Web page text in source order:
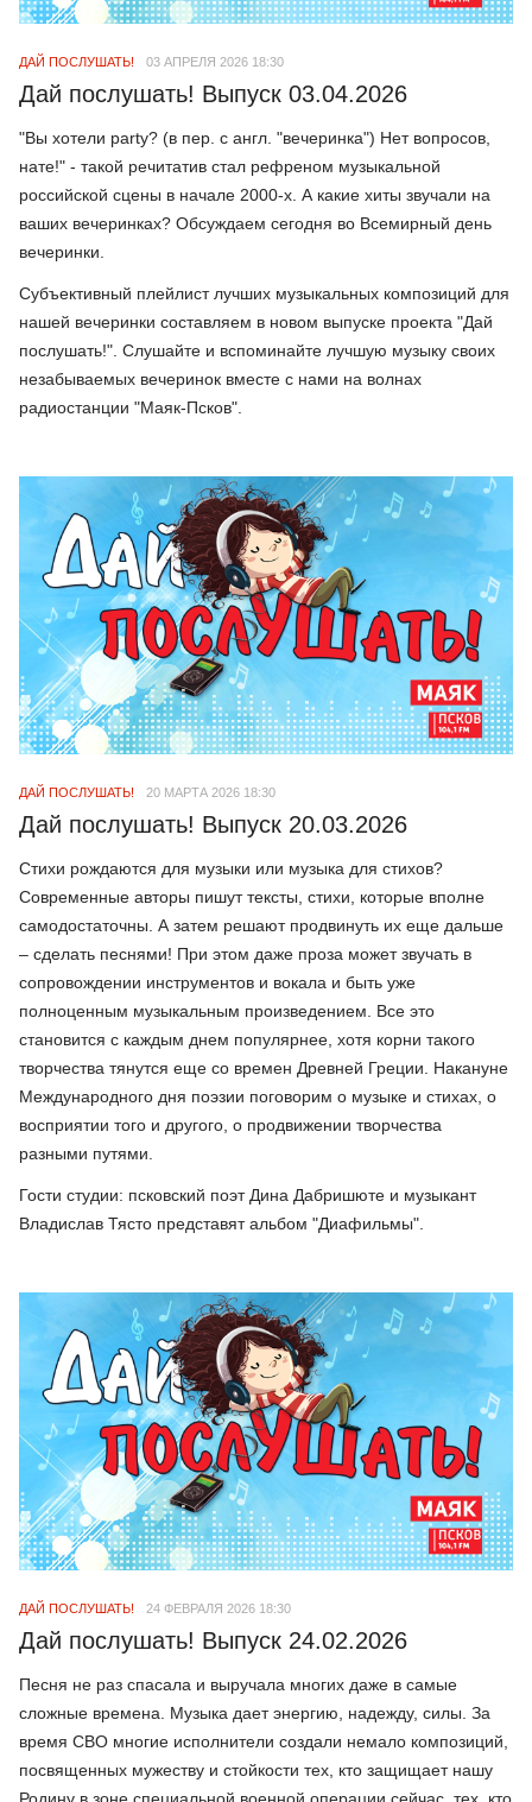
ДАЙ ПОСЛУШАТЬ! 03 АПРЕЛЯ 2026 18:30
Дай послушать! Выпуск 03.04.2026
"Вы хотели party? (в пер. с англ. "вечеринка") Нет вопросов,
нате!" - такой речитатив стал рефреном музыкальной
российской сцены в начале 2000-х. А какие хиты звучали на
ваших вечеринках? Обсуждаем сегодня во Всемирный день
вечеринки.
Субъективный плейлист лучших музыкальных композиций для
нашей вечеринки составляем в новом выпуске проекта "Дай
послушать!". Слушайте и вспоминайте лучшую музыку своих
незабываемых вечеринок вместе с нами на волнах
радиостанции "Маяк-Псков".
ДАЙ ПОСЛУШАТЬ! 20 МАРТА 2026 18:30
Дай послушать! Выпуск 20.03.2026
Стихи рождаются для музыки или музыка для стихов?
Современные авторы пишут тексты, стихи, которые вполне
самодостаточны. А затем решают продвинуть их еще дальше
– сделать песнями! При этом даже проза может звучать в
сопровождении инструментов и вокала и быть уже
полноценным музыкальным произведением. Все это
становится с каждым днем популярнее, хотя корни такого
творчества тянутся еще со времен Древней Греции. Накануне
Международного дня поэзии поговорим о музыке и стихах, о
восприятии того и другого, о продвижении творчества
разными путями.
Гости студии: псковский поэт Дина Дабришюте и музыкант
Владислав Тясто представят альбом "Диафильмы".
ДАЙ ПОСЛУШАТЬ! 24 ФЕВРАЛЯ 2026 18:30
Дай послушать! Выпуск 24.02.2026
Песня не раз спасала и выручала многих даже в самые
сложные времена. Музыка дает энергию, надежду, силы. За
время СВО многие исполнители создали немало композиций,
посвященных мужеству и стойкости тех, кто защищает нашу
Родину в зоне специальной военной операции сейчас, тех, кто